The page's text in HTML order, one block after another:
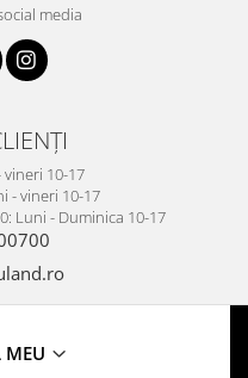
media
10-17
- vineri 10-17
Luni - Duminica 10-17